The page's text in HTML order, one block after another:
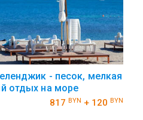
- песок, мелкая
отдых на море
817 BYN + 120 BYN